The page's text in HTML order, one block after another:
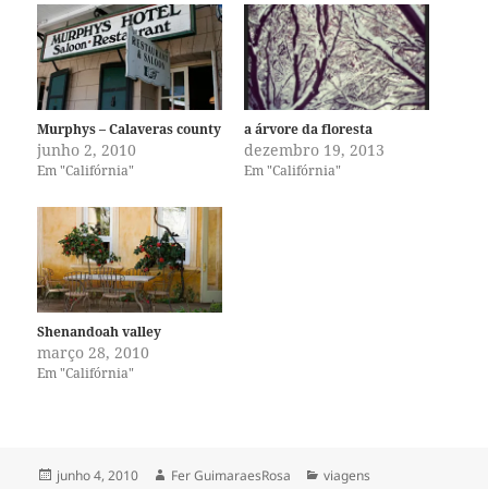
Murphys – Calaveras county
junho 2, 2010
Em "Califórnia"
a árvore da floresta
dezembro 19, 2013
Em "Califórnia"
Shenandoah valley
março 28, 2010
Em "Califórnia"
Publicado
junho 4, 2010 Autor
Fer GuimaraesRosa Categorias
viagens